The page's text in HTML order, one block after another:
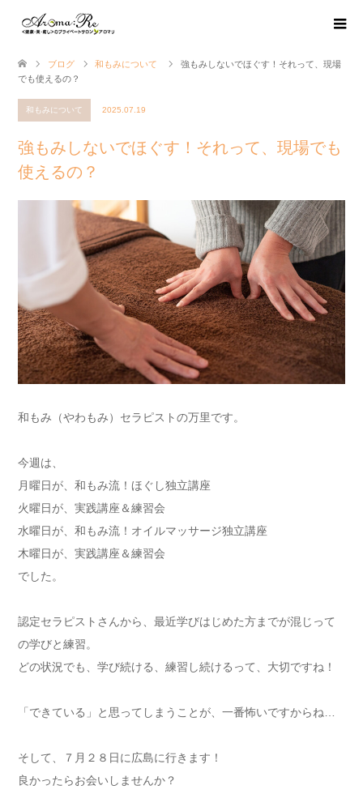
ブログ 和もみについて
強もみしないでほぐす！それって、現場
でも使えるの？
和もみについて 2025.07.19
強もみしないでほぐす！それって、現場でも
使えるの？
和もみ（やわもみ）セラピストの万里です。
今週は、
月曜日が、和もみ流！ほぐし独立講座
火曜日が、実践講座＆練習会
水曜日が、和もみ流！オイルマッサージ独立講座
木曜日が、実践講座＆練習会
でした。
認定セラピストさんから、最近学びはじめた方までが混じって
の学びと練習。
どの状況でも、学び続ける、練習し続けるって、大切ですね！
「できている」と思ってしまうことが、一番怖いですからね…
そして、７月２８日に広島に行きます！
良かったらお会いしませんか？